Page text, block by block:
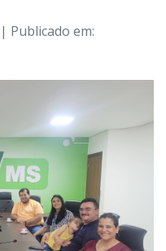
| Publicado em: